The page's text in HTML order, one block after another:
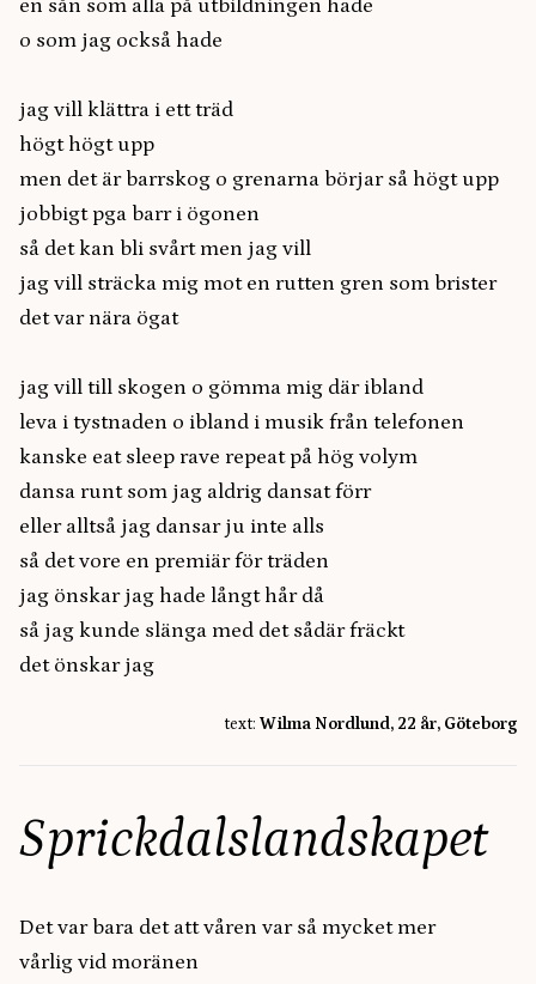
en sån som alla på utbildningen hade
o som jag också hade
jag vill klättra i ett träd
högt högt upp
men det är barrskog o grenarna börjar så högt upp
jobbigt pga barr i ögonen
så det kan bli svårt men jag vill
jag vill sträcka mig mot en rutten gren som brister
det var nära ögat
jag vill till skogen o gömma mig där ibland
leva i tystnaden o ibland i musik från telefonen
kanske eat sleep rave repeat på hög volym
dansa runt som jag aldrig dansat förr
eller alltså jag dansar ju inte alls
så det vore en premiär för träden
jag önskar jag hade långt hår då
så jag kunde slänga med det sådär fräckt
det önskar jag
text: Wilma Nordlund, 22 år, Göteborg
Sprickdalslandskapet
Det var bara det att våren var så mycket mer
vårlig vid moränen